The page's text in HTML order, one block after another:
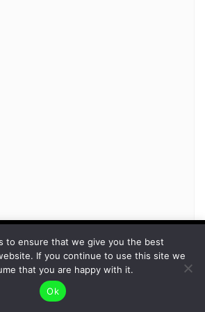
user experience, this
to browse the site,
cookies as described in our
Policy.
Accept
to ensure that we give you the best
If you continue to use this site we
that you are happy with it.
Ok